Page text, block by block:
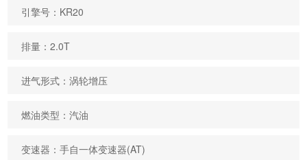
引擎号：KR20
排量：2.0T
进气形式：涡轮增压
燃油类型：汽油
变速器：手自一体变速器(AT)